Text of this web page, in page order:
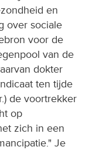
en
over sociale
voor de
van de
dokter
ten tijde
de voortrekker
op
zich in een
Je